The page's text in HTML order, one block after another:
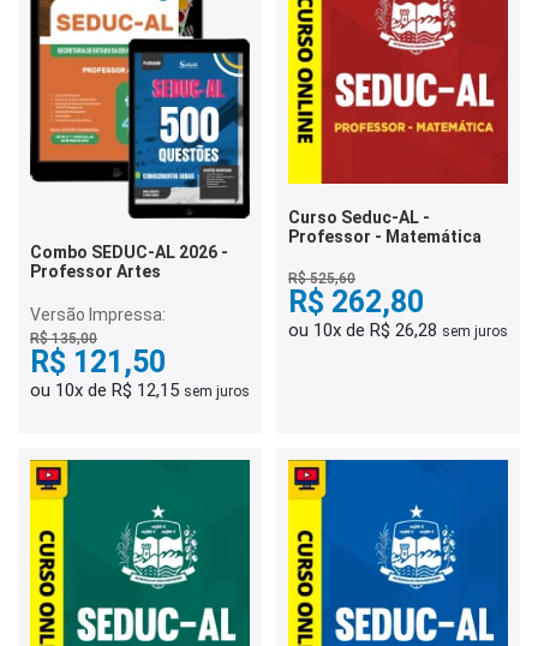
Combo SEDUC-AL 2026 -
Professor Artes
Versão Impressa:
R$ 135,00
R$ 121,50
ou 10x de R$ 12,15 sem juros
Curso Seduc-AL -
Professor - Matemática
R$ 525,60
R$ 262,80
ou 10x de R$ 26,28 sem juros